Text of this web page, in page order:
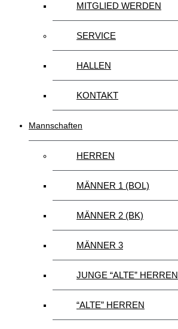
MITGLIED WERDEN
SERVICE
HALLEN
KONTAKT
Mannschaften
HERREN
MÄNNER 1 (BOL)
MÄNNER 2 (BK)
MÄNNER 3
JUNGE “ALTE” HERREN
“ALTE” HERREN